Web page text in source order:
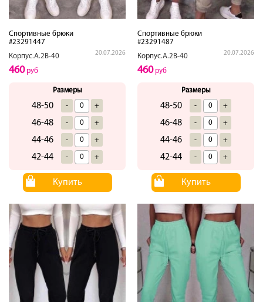
Спортивные брюки
#23291447
Корпус.А.2В-40
20.07.2026
460руб
Размеры
48-50 - +
46-48 - +
44-46 - +
42-44 - +
Купить
Спортивные брюки
#23291487
Корпус.А.2В-40
20.07.2026
460руб
Размеры
48-50 - +
46-48 - +
44-46 - +
42-44 - +
Купить